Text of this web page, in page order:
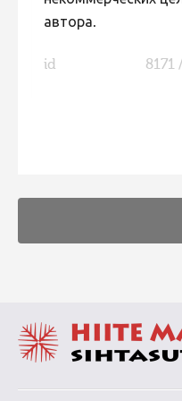
автора.
id 8171 /